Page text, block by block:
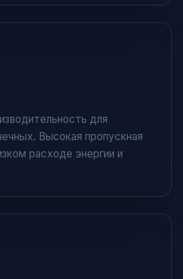
для
Высокая пропускная
расходе энергии и